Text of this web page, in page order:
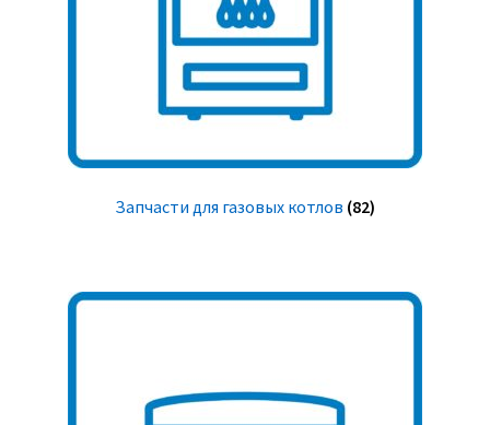
Запчасти для газовых котлов (82)